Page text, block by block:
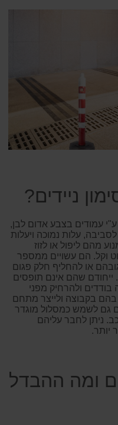
ניידים?
עמודים בצבע אדום לבן,
עלות נמוכה ויעלות
מהם ליפול או לזוז
וקל. הם עשויים ממספר
או להחליף חלק פגום
שהם אינם תופסים
ולהרחיק מפני
בקבוצה ולייצר מתחם
גם לשמש כמסלול מוגדר
ניתן לחבר עליהם
יותר.
ומה ההבדל